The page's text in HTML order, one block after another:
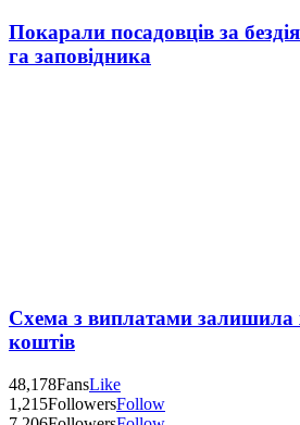
Покарали посадовців за
га заповідника
Схема з виплатами залишила
коштів
48,178FansLike
1,215FollowersFollow